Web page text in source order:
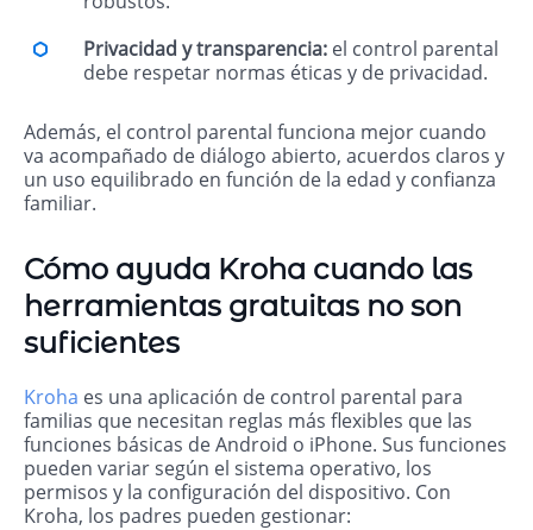
Privacidad y transparencia: el control parental
debe respetar normas éticas y de privacidad.
Además, el control parental funciona mejor cuando
va acompañado de diálogo abierto, acuerdos claros y
un uso equilibrado en función de la edad y confianza
familiar.
Cómo ayuda Kroha cuando las
herramientas gratuitas no son
suficientes
Kroha es una aplicación de control parental para
familias que necesitan reglas más flexibles que las
funciones básicas de Android o iPhone. Sus funciones
pueden variar según el sistema operativo, los
permisos y la configuración del dispositivo. Con
Kroha, los padres pueden gestionar: